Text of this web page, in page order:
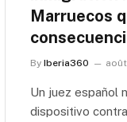
Marruecos
By Iberia360
Un juez español
dispositivo